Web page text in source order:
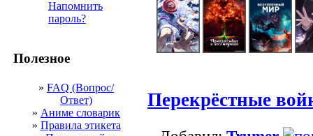
Напомнить
пароль?
Полезное
» FAQ (Вопрос/
Ответ)
» Аниме словарик
» Правила этикета
Перекрёстные